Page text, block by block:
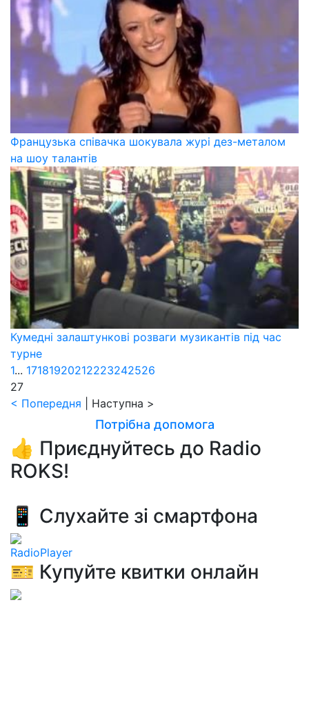
Французька співачка шокувала журі дез-металом
на шоу талантів
Кумедні залаштункові розваги музикантів під час
турне
1... 17181920212223242526
27
< Попередня
Наступна >
Потрібна допомога
👍 Приєднуйтесь до Radio
ROKS!
📱 Слухайте зі смартфона
RadioPlayer
🎫 Купуйте квитки онлайн